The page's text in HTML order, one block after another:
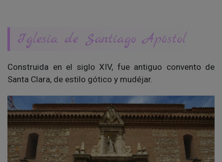
Iglesia de Santiago Apóstol
Construida en el siglo XIV, fue antiguo convento de
Santa Clara, de estilo gótico y mudéjar.